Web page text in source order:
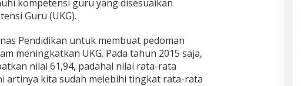
kompetensi guru yang disesuaikan
Guru (UKG).
Pendidikan untuk membuat pedoman
meningkatkan UKG. Pada tahun 2015 saja,
nilai 61,94, padahal nilai rata-rata
artinya kita sudah melebihi tingkat rata-rata